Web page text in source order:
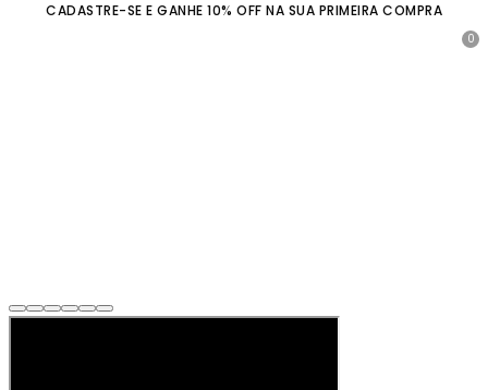
CADASTRE-SE E GANHE 10% OFF NA SUA PRIMEIRA COMPRA
0